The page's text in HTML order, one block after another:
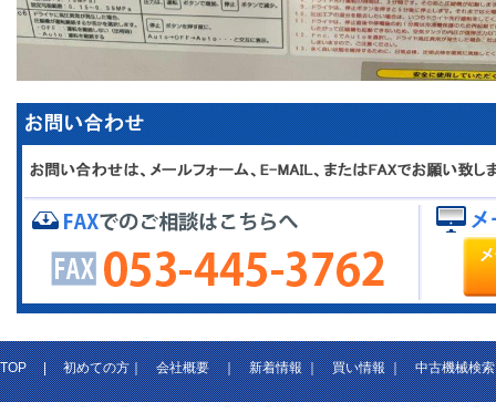
TOP|初めての方｜会社概要｜新着情報｜買い情報｜中古機械検索